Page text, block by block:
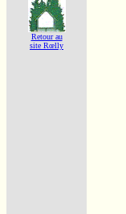
Retour au
site Rœlly